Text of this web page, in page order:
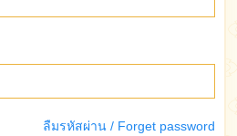
ลืมรหัสผ่าน / Forget password